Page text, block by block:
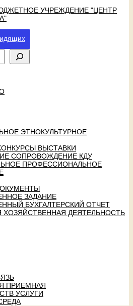
ЭТНОКУЛЬТУРНОЕ
ВЫСТАВКИ
СОПРОВОЖДЕНИЕ КДУ
ПРОФЕССИОНАЛЬНОЕ
ЗАДАНИЕ
БУХГАЛТЕРСКИЙ ОТЧЕТ
ДЕЯТЕЛЬНОСТЬ
ПРИЕМНАЯ
УСЛУГИ